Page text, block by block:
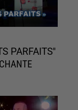
PARFAITS"